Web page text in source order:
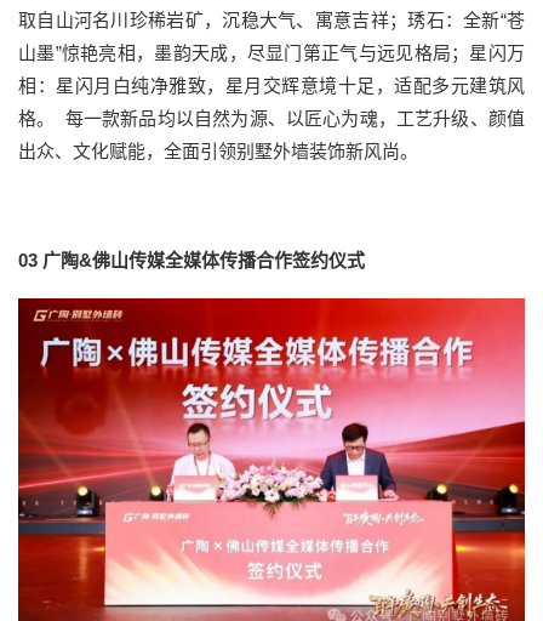
取自山河名川珍稀岩矿，沉稳大气、寓意吉祥；琇石：全新“苍
山墨”惊艳亮相，墨韵天成，尽显门第正气与远见格局；星闪万
相：星闪月白纯净雅致，星月交辉意境十足，适配多元建筑风
格。 每一款新品均以自然为源、以匠心为魂，工艺升级、颜值
出众、文化赋能，全面引领别墅外墙装饰新风尚。
03 广陶&佛山传媒全媒体传播合作签约仪式